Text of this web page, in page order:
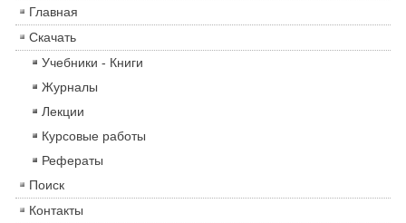
Главная
Скачать
Учебники - Книги
Журналы
Лекции
Курсовые работы
Рефераты
Поиск
Контакты